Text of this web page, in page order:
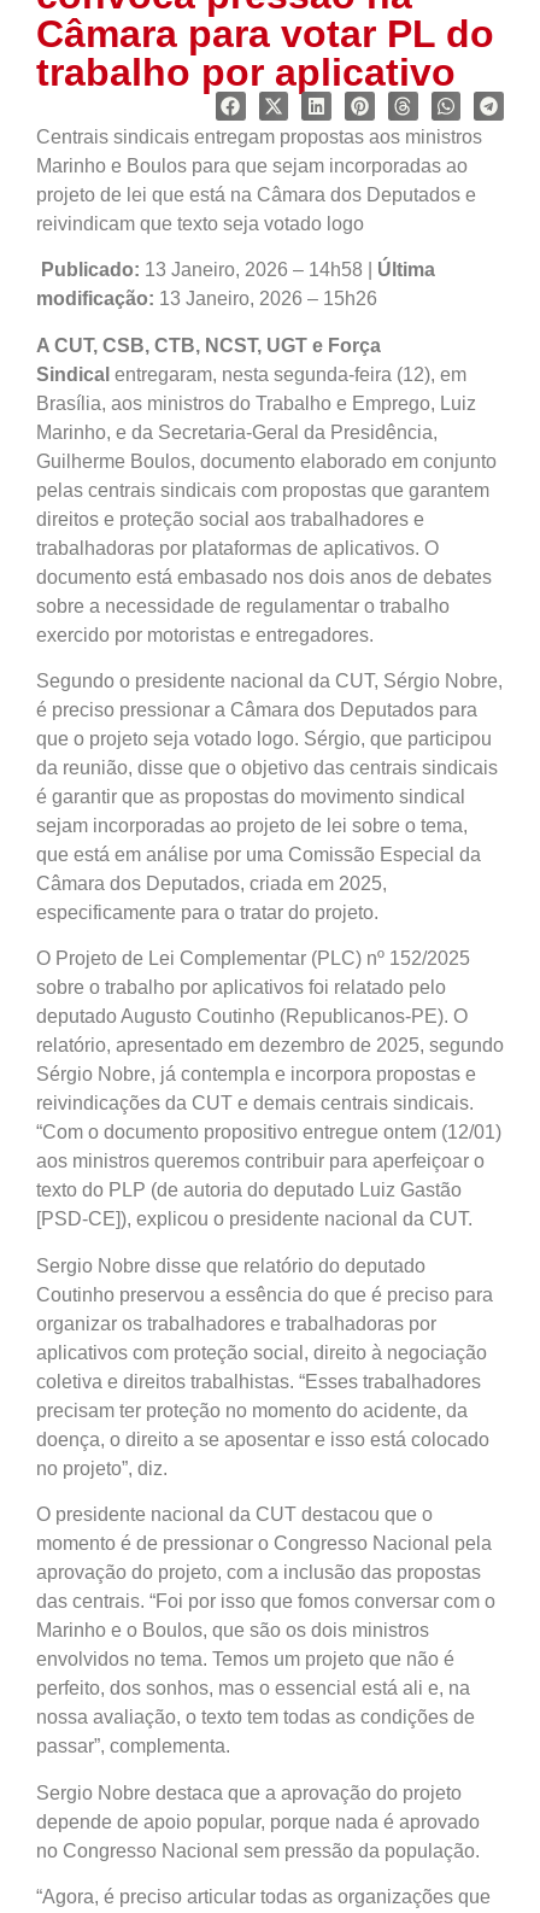
Câmara para votar PL do
trabalho por aplicativo
Centrais sindicais entregam propostas aos ministros
Marinho e Boulos para que sejam incorporadas ao
projeto de lei que está na Câmara dos Deputados e
reivindicam que texto seja votado logo
Publicado: 13 Janeiro, 2026 – 14h58 | Última
modificação: 13 Janeiro, 2026 – 15h26
A CUT, CSB, CTB, NCST, UGT e Força
Sindical entregaram, nesta segunda-feira (12), em
Brasília, aos ministros do Trabalho e Emprego, Luiz
Marinho, e da Secretaria-Geral da Presidência,
Guilherme Boulos, documento elaborado em conjunto
pelas centrais sindicais com propostas que garantem
direitos e proteção social aos trabalhadores e
trabalhadoras por plataformas de aplicativos. O
documento está embasado nos dois anos de debates
sobre a necessidade de regulamentar o trabalho
exercido por motoristas e entregadores.
Segundo o presidente nacional da CUT, Sérgio Nobre,
é preciso pressionar a Câmara dos Deputados para
que o projeto seja votado logo. Sérgio, que participou
da reunião, disse que o objetivo das centrais sindicais
é garantir que as propostas do movimento sindical
sejam incorporadas ao projeto de lei sobre o tema,
que está em análise por uma Comissão Especial da
Câmara dos Deputados, criada em 2025,
especificamente para o tratar do projeto.
O Projeto de Lei Complementar (PLC) nº 152/2025
sobre o trabalho por aplicativos foi relatado pelo
deputado Augusto Coutinho (Republicanos-PE). O
relatório, apresentado em dezembro de 2025, segundo
Sérgio Nobre, já contempla e incorpora propostas e
reivindicações da CUT e demais centrais sindicais.
“Com o documento propositivo entregue ontem (12/01)
aos ministros queremos contribuir para aperfeiçoar o
texto do PLP (de autoria do deputado Luiz Gastão
[PSD-CE]), explicou o presidente nacional da CUT.
Sergio Nobre disse que relatório do deputado
Coutinho preservou a essência do que é preciso para
organizar os trabalhadores e trabalhadoras por
aplicativos com proteção social, direito à negociação
coletiva e direitos trabalhistas. “Esses trabalhadores
precisam ter proteção no momento do acidente, da
doença, o direito a se aposentar e isso está colocado
no projeto”, diz.
O presidente nacional da CUT destacou que o
momento é de pressionar o Congresso Nacional pela
aprovação do projeto, com a inclusão das propostas
das centrais. “Foi por isso que fomos conversar com o
Marinho e o Boulos, que são os dois ministros
envolvidos no tema. Temos um projeto que não é
perfeito, dos sonhos, mas o essencial está ali e, na
nossa avaliação, o texto tem todas as condições de
passar”, complementa.
Sergio Nobre destaca que a aprovação do projeto
depende de apoio popular, porque nada é aprovado
no Congresso Nacional sem pressão da população.
“Agora, é preciso articular todas as organizações que